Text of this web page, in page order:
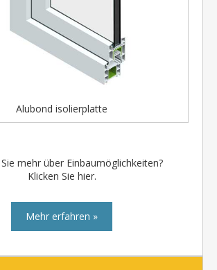
Alubond isolierplatte
mehr über Einbaumöglichkeiten?
Klicken Sie hier.
Mehr erfahren »